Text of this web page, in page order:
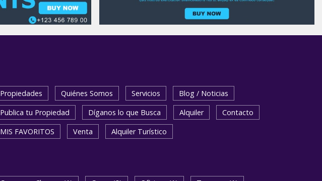
Propiedades Quiénes Somos Servicios
Blog / Noticias
Publica tu Propiedad
Díganos lo que Busca Alquiler
Contacto
MIS FAVORITOS
Venta Alquiler Turístico